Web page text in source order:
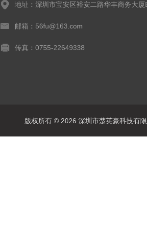
地址：深圳市宝安区裕安二路华丰商务大厦
邮箱：56fu@163.com
传真：0755-22649338
版权所有 © 2026 深圳市楚英豪科技